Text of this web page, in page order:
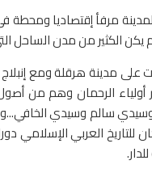
مرفأ إقتصاديا ومحطة
يكن الكثير من مدن الساحل
على مدينة هرقلة ومع
أولياء الرحمان وهم من
سالم وسيدي
للتاريخ العربي الإسلامي